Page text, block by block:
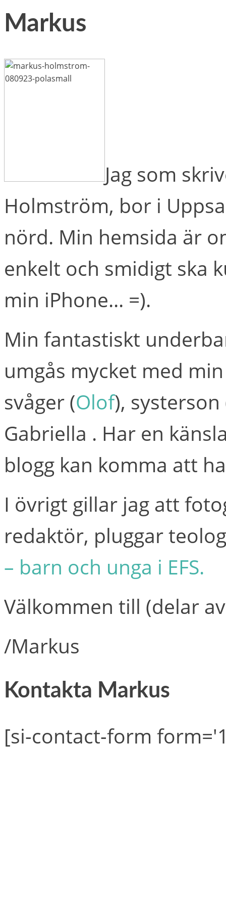
Markus
Jag som
Holmström, bor i
nörd. Min hemsida är
enkelt och smidigt ska
min iPhone... =).
Min fantastiskt
umgås mycket med
svåger (Olof),
Gabriella . Har en
blogg kan komma att
I övrigt gillar jag att
redaktör, pluggar
– barn och unga i EFS.
Välkommen till (delar
/Markus
Kontakta Markus
[si-contact-form